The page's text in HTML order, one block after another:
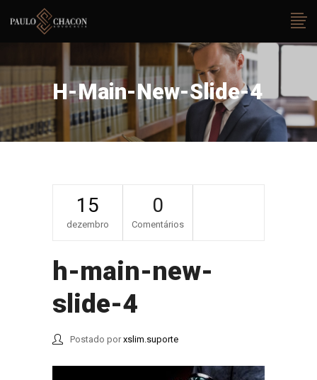
H-Main-New-Slide-4
15
dezembro
0
Comentários
h-main-new-
slide-4
Postado por xslim.suporte